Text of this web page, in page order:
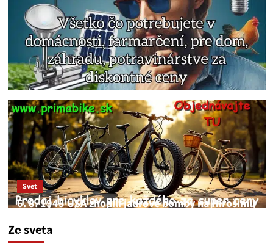
Zo sveta
Svet
6. 8. 1945 USA zhodili jadrové bomby na Hirošimu
JNS